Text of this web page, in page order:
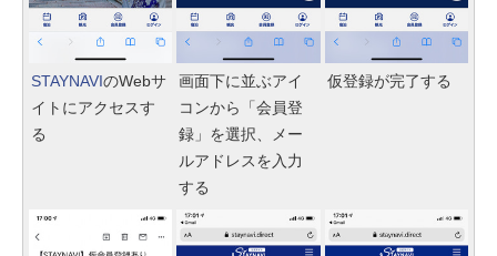
STAYNAVIのWebサ
イトにアクセスす
る
画面下に並ぶアイ
コンから「会員登
録」を選択、メー
ルアドレスを入力
する
仮登録が完了する